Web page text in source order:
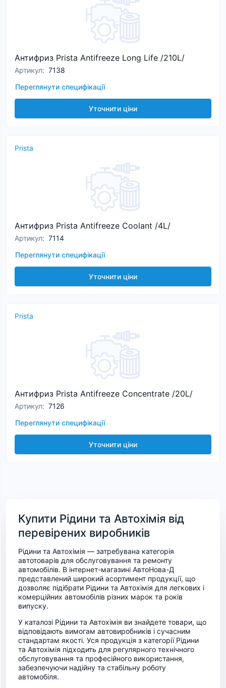
Антифриз Prista Antifreeze Long Life /210L/
Артикул: 7138
Переглянути специфікації
Уточнити ціни
Prista
Антифриз Prista Antifreeze Coolant /4L/
Артикул: 7114
Переглянути специфікації
Уточнити ціни
Prista
Антифриз Prista Antifreeze Concentrate /20L/
Артикул: 7126
Переглянути специфікації
Уточнити ціни
Купити Рідини та Автохімія від
перевірених виробників
Рідини та Автохімія — затребувана категорія
автотоварів для обслуговування та ремонту
автомобілів. В інтернет-магазині АвтоНова-Д
представлений широкий асортимент продукції, що
дозволяє підібрати Рідини та Автохімія для легкових і
комерційних автомобілів різних марок та років
випуску.
У каталозі Рідини та Автохімія ви знайдете товари, що
відповідають вимогам автовиробників і сучасним
стандартам якості. Уся продукція з категорії Рідини
та Автохімія підходить для регулярного технічного
обслуговування та професійного використання,
забезпечуючи надійну та стабільну роботу
автомобіля.